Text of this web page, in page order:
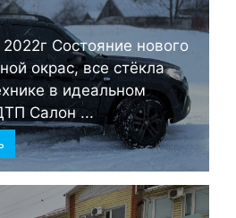
Состояние нового
окрас, все стёкла
в идеальном
Салон ...